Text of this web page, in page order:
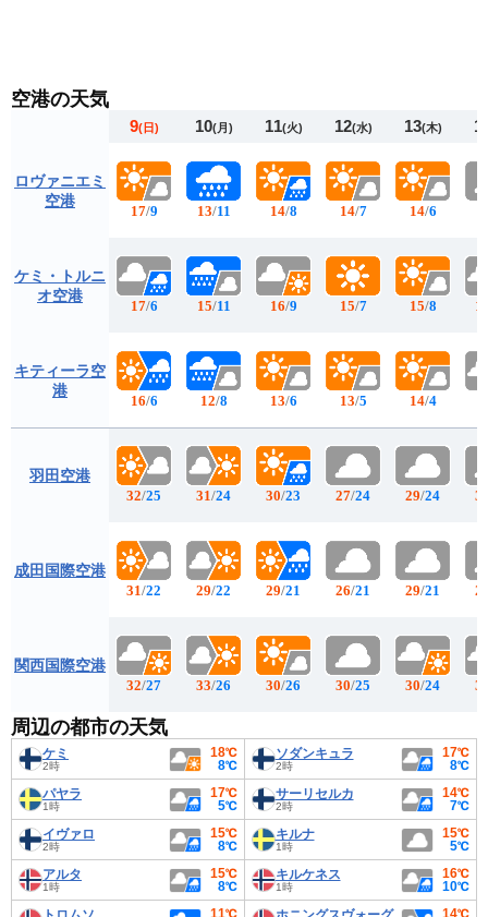
空港の天気
ロヴァニエミ
空港
ケミ・トルニ
オ空港
キティーラ空
港
羽田空港
成田国際空港
関西国際空港
9(日)
17/9
17/6
16/6
32/25
31/22
32/27
10(月)
13/11
15/11
12/8
31/24
29/22
33/26
11(火)
14/8
16/9
13/6
30/23
29/21
30/26
12(水)
14/7
15/7
13/5
27/24
26/21
30/25
13(木)
14/6
15/8
14/4
29/24
29/21
30/24
周辺の都市の天気
ケミ
2時
18℃
8℃
ソダンキュラ
2時
17℃
8℃
パヤラ
1時
17℃
5℃
サーリセルカ
2時
14℃
7℃
イヴァロ
2時
15℃
8℃
キルナ
1時
15℃
5℃
アルタ
1時
15℃
8℃
キルケネス
1時
16℃
10℃
11℃
14℃